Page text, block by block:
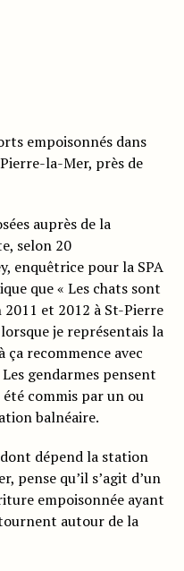
empoisonnés dans
la-Mer, près de
auprès de la
selon 20
enquêtrice pour la SPA
que « Les chats sont
2011 et 2012 à St-Pierre
je représentais la
recommence avec
gendarmes pensent
commis par un ou
balnéaire.
dépend la station
pense qu’il s’agit d’un
empoisonnée ayant
autour de la